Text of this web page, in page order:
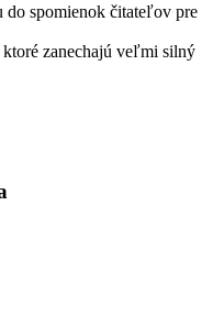
do spomienok čitateľov pre
ktoré zanechajú veľmi silný